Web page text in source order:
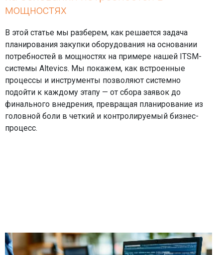
мощностях
В этой статье мы разберем, как решается задача
планирования закупки оборудования на основании
потребностей в мощностях на примере нашей ITSM-
системы Altevics. Мы покажем, как встроенные
процессы и инструменты позволяют системно
подойти к каждому этапу — от сбора заявок до
финального внедрения, превращая планирование из
головной боли в четкий и контролируемый бизнес-
процесс.